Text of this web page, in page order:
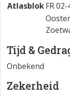
AtlasblokFR
Tijd &
Onbekend
Zekerheid